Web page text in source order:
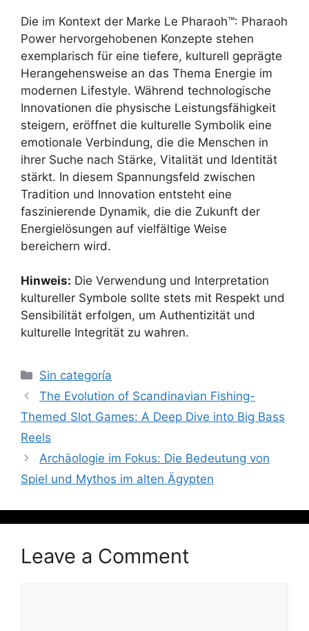
Die im Kontext der Marke Le Pharaoh™: Pharaoh
Power hervorgehobenen Konzepte stehen
exemplarisch für eine tiefere, kulturell geprägte
Herangehensweise an das Thema Energie im
modernen Lifestyle. Während technologische
Innovationen die physische Leistungsfähigkeit
steigern, eröffnet die kulturelle Symbolik eine
emotionale Verbindung, die die Menschen in
ihrer Suche nach Stärke, Vitalität und Identität
stärkt. In diesem Spannungsfeld zwischen
Tradition und Innovation entsteht eine
faszinierende Dynamik, die die Zukunft der
Energielösungen auf vielfältige Weise
bereichern wird.
Hinweis: Die Verwendung und Interpretation
kultureller Symbole sollte stets mit Respekt und
Sensibilität erfolgen, um Authentizität und
kulturelle Integrität zu wahren.
Sin categoría
The Evolution of Scandinavian Fishing-
Themed Slot Games: A Deep Dive into Big Bass
Reels
Archäologie im Fokus: Die Bedeutung von
Spiel und Mythos im alten Ägypten
Leave a Comment